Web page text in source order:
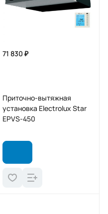
71 830 ₽
Приточно-вытяжная
установка Electrolux Star
EPVS-450